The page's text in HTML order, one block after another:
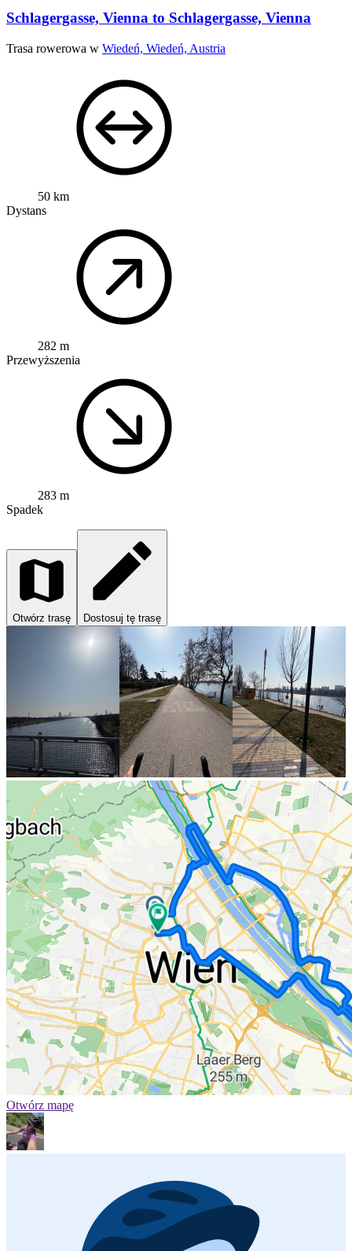
Schlagergasse, Vienna to Schlagergasse, Vienna
Trasa rowerowa w Wiedeń, Wiedeń, Austria
50 km
Dystans
282 m
Przewyższenia
283 m
Spadek
Otwórz trasę Dostosuj tę trasę
Otwórz mapę